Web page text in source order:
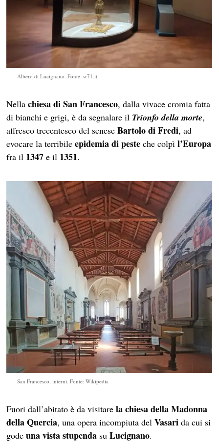
Albero di Lucignano. Fonte: sr71.it
Nellachiesa di San Francesco, dalla vivace cromia fatta
di bianchi e grigi, è da segnalare il Trionfo della morte,
affresco trecentesco del seneseBartolo di Fredi, ad
evocare la terribileepidemia di peste che colpìl’Europa
fra il 1347 e il 1351.
San Francesco, interni. Fonte: Wikipedia
Fuori dall’abitato è da visitarela chiesa della Madonna
della Quercia, una opera incompiuta delVasari da cui si
godeuna vista stupenda suLucignano.